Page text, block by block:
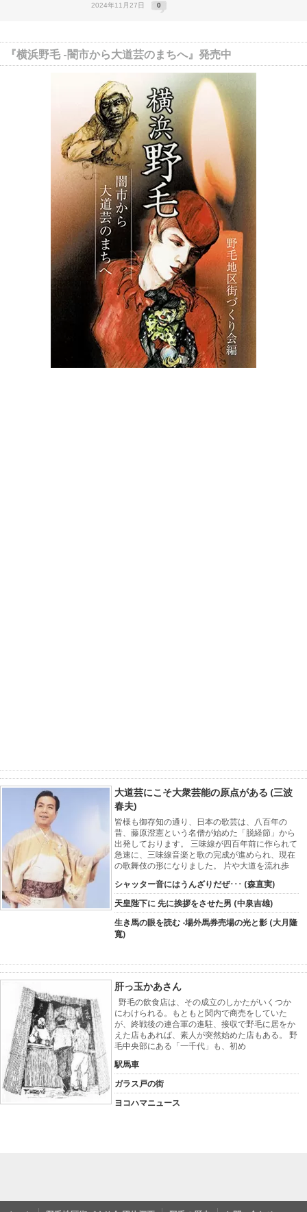
2024年11月27日 0
『横浜野毛 -闇市から大道芸のまちへ』発売中
大道芸にこそ大衆芸能の原点がある (三波
春夫)
皆様も御存知の通り、日本の歌芸は、八百年の
昔、藤原澄憲という名僧が始めた「脱経節」から
出発しております。 三味線が四百年前に作られて
急速に、三味線音楽と歌の完成が進められ、現在
の歌舞伎の形になりました。 片や大道を流れ歩
シャッター音にはうんざりだぜ･･･ (森直実)
天皇陛下に 先に挨拶をさせた男 (中泉吉雄)
生き馬の眼を読む -場外馬券売場の光と影 (大月隆
寬)
肝っ玉かあさん
野毛の飲食店は、その成立のしかたがいくつか
にわけられる。もともと関内で商売をしていた
が、終戦後の連合軍の進駐、接収で野毛に居をか
えた店もあれば、素人が突然始めた店もある。 野
毛中央部にある「一千代」も、初め
駅馬車
ガラス戸の街
ヨコハマニュース